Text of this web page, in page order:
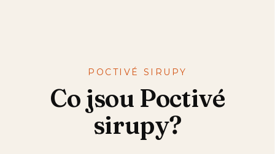
POCTIVÉ SIRUPY
Co jsou Poctivé
sirupy?